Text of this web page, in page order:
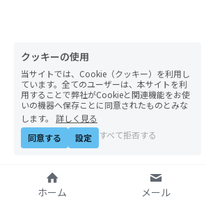
ホーム メール
クッキーの使用
当サイトでは、Cookie（クッキー）を利用し
ています。全てのユーザーは、本サイトを利
用することで弊社がCookieと関連機能をお使
いの機器へ保存ことに同意されたものとみな
します。
詳しく見る
同意する
設定 すべて拒否する